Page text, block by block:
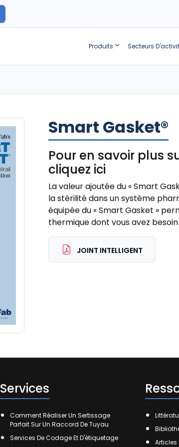
Produits Secteurs
Smart Gasket®
Pour en savoir plus
cliquez ici
La valeur ajoutée du « Smart
la stérilité dans un système
équipée du « Smart Gasket »
thermique dont vous avez
JOINT INTELLIGENT
Services
Comment Réaliser Un Sertissage
Parfait Sur Un Raccord De Tuyau
Services De Codage Et D'étiquetage
Articles